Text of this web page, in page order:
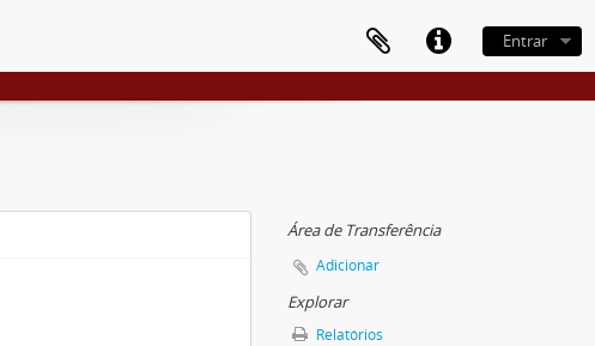
Entrar
Área de Transferência
Adicionar
Explorar
Relatórios